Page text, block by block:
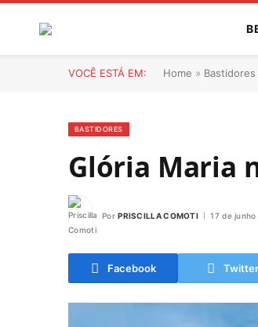
VOCÊ ESTÁ EM: Home » Bastidores
BASTIDORES
Glória Maria
Por PRISCILLA COMOTI 17 de
Facebook Twitter